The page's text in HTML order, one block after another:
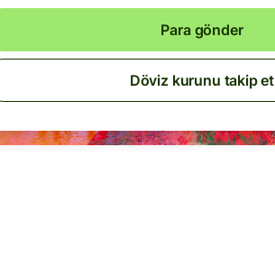
Para gönder
Döviz kurunu takip et